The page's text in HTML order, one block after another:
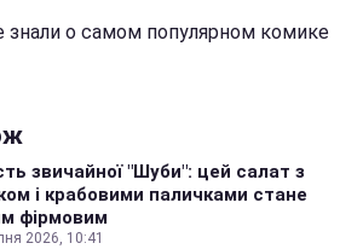
о самом популярном комике
звичайної "Шуби": цей салат з
і крабовими паличками стане
фірмовим
2026, 10:41